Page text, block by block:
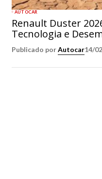
AUTOCAR
Renault Duster
Tecnologia e
Publicado porAutocar14/